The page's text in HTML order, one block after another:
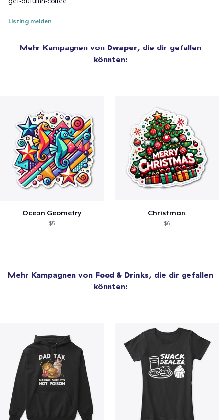
Listing melden
Mehr Kampagnen von Dwaper, die dir gefallen
könnten:
Ocean Geometry
$5
Christman
$6
Mehr Kampagnen von Food & Drinks, die dir gefallen
könnten: